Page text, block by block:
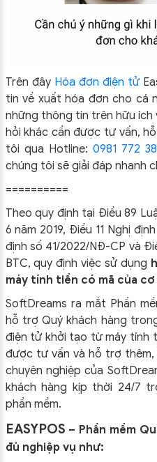
Trên đây Hóa đơn điện tử
tin về xuất hóa đơn cho cá
những thông tin trên hữu ích
hỏi khác cần được tư vấn,
tôi qua Hotline: 0981 772
chúng tôi sẽ giải đáp nhanh
==========
Theo quy định tại Điều 89
6 năm 2019, Điều 11 Nghị
định số 41/2022/NĐ-CP và
BTC, quy định việc sử dụng
máy tính tiền có mã của
SoftDreams ra mắt Phần
hỗ trợ Quý khách hàng
điện tử khởi tạo từ máy tính
được tư vấn và hỗ trợ thêm,
chuyên nghiệp của
khách hàng kịp thời 24/7
phần mềm.
EASYPOS – Phần mềm
đủ nghiệp vụ như: